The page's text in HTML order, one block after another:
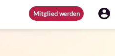
Mitglied werden